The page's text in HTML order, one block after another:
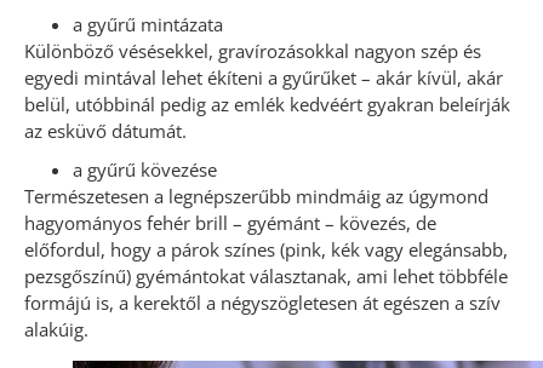
a gyűrű mintázata
Különböző vésésekkel, gravírozásokkal nagyon szép és
egyedi mintával lehet ékíteni a gyűrűket – akár kívül, akár
belül, utóbbinál pedig az emlék kedvéért gyakran beleírják
az esküvő dátumát.
a gyűrű kövezése
Természetesen a legnépszerűbb mindmáig az úgymond
hagyományos fehér brill – gyémánt – kövezés, de
előfordul, hogy a párok színes (pink, kék vagy elegánsabb,
pezsgőszínű) gyémántokat választanak, ami lehet többféle
formájú is, a kerektől a négyszögletesen át egészen a szív
alakúig.